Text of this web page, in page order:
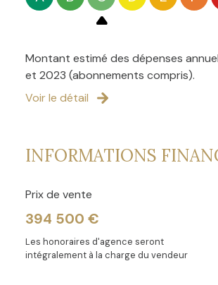
Mr Gaëtan DOUCHY agent
Les informations sur les risques
Montant estimé des dépenses
et 2023 (abonnements compris).
Voir le détail
INFORMATIONS
Prix de vente
394 500 €
Les honoraires d'agence seront
intégralement à la charge du vendeur